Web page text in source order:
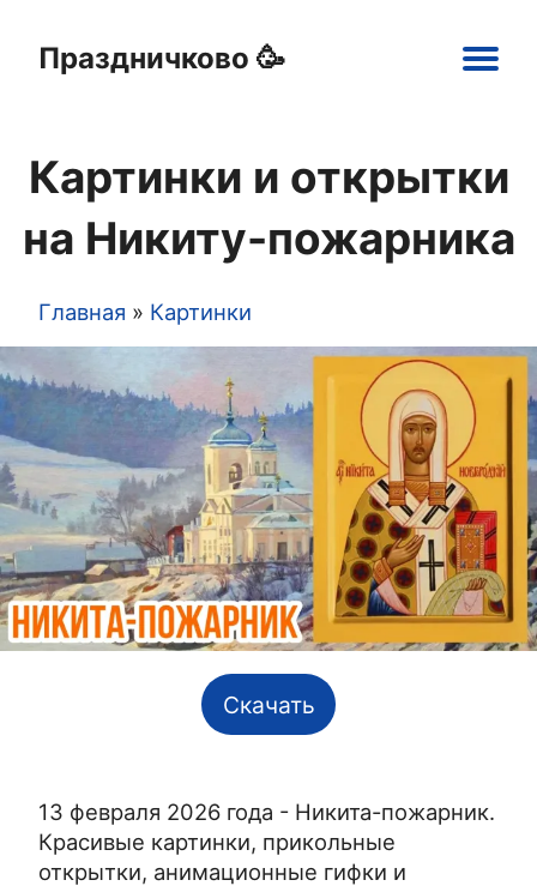
Праздничково 🥳
navigation
Открытки
Картинки
Шаблоны
Праздники
Картинки и открытки
на Никиту-пожарника
Строка
навигации
Главная Картинки
Скачать
13 февраля 2026 года - Никита-пожарник.
Красивые картинки, прикольные
открытки, анимационные гифки и